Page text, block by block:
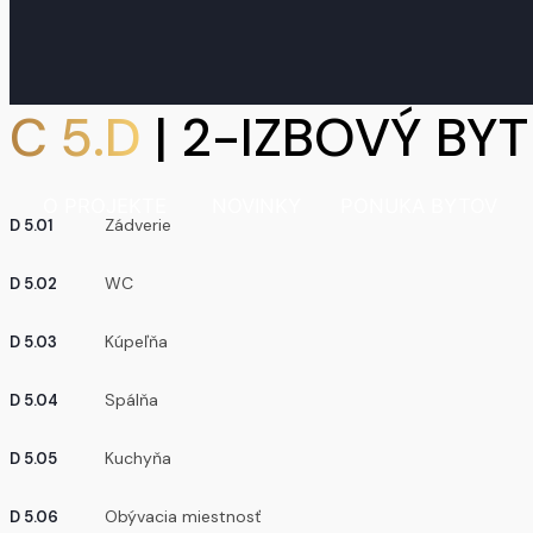
C 5.D | 2-IZBOVÝ BYT
D 5.01 Zádverie
D 5.02 WC
D 5.03 Kúpeľňa
D 5.04 Spálňa
D 5.05 Kuchyňa
D 5.06 Obývacia miestnosť